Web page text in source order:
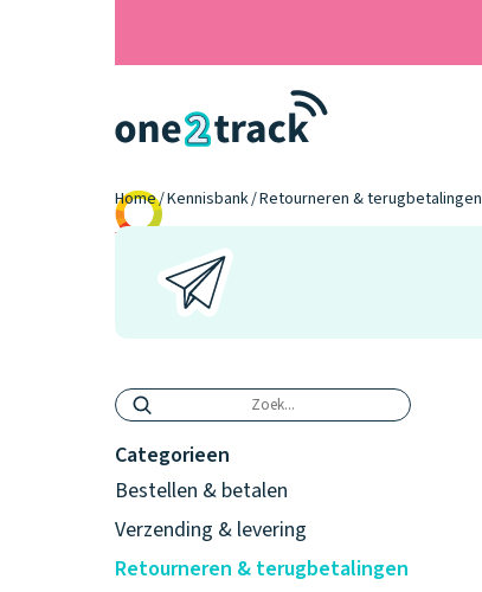
Home Kennisbank Retourneren & terugbetalingen
Categorieen
Bestellen & betalen
Verzending & levering
Retourneren & terugbetalingen